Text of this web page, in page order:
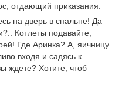
отдающий приказания.
на дверь в спальне! Да
Котлеты подавайте,
Где Аринка? А, яичницу
входя и садясь к
ждете? Хотите, чтоб